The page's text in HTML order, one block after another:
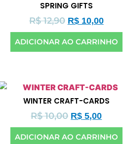
SPRING GIFTS
R$12,90 R$10,00
ADICIONAR AO CARRINHO
WINTER CRAFT-CARDS
R$10,00 R$ 5,00
ADICIONAR AO CARRINHO